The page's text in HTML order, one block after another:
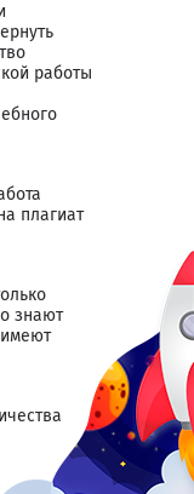
работы
плагиат
знают